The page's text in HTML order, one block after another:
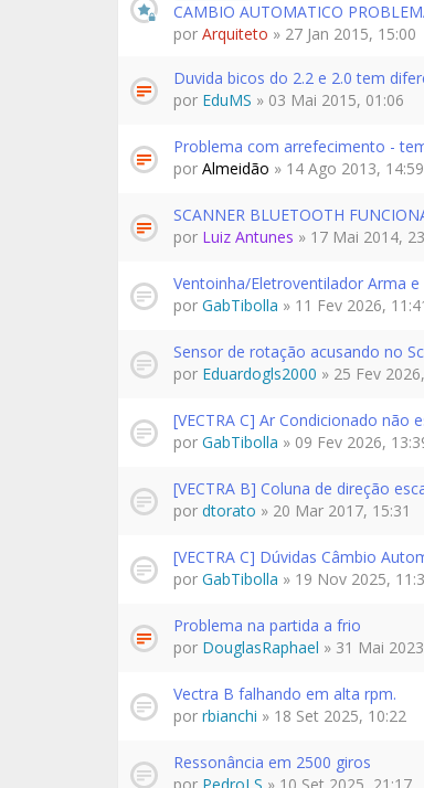
CAMBIO AUTOMATICO
por Arquiteto » 27 Jan 2015, 15:00
Duvida bicos do 2.2 e 2.0 tem
por EduMS » 03 Mai 2015, 01:06
Problema com arrefecimento -
por Almeidão » 14 Ago 2013, 14:59
SCANNER BLUETOOTH
por Luiz Antunes » 17 Mai 2014,
Ventoinha/Eletroventilador Arma
por GabTibolla » 11 Fev 2026,
Sensor de rotação acusando no
por Eduardogls2000 » 25 Fev
[VECTRA C] Ar Condicionado não
por GabTibolla » 09 Fev 2026,
[VECTRA B] Coluna de direção
por dtorato » 20 Mar 2017, 15:31
[VECTRA C] Dúvidas Câmbio
por GabTibolla » 19 Nov 2025,
Problema na partida a frio
por DouglasRaphael » 31 Mai
Vectra B falhando em alta rpm.
por rbianchi » 18 Set 2025, 10:22
Ressonância em 2500 giros